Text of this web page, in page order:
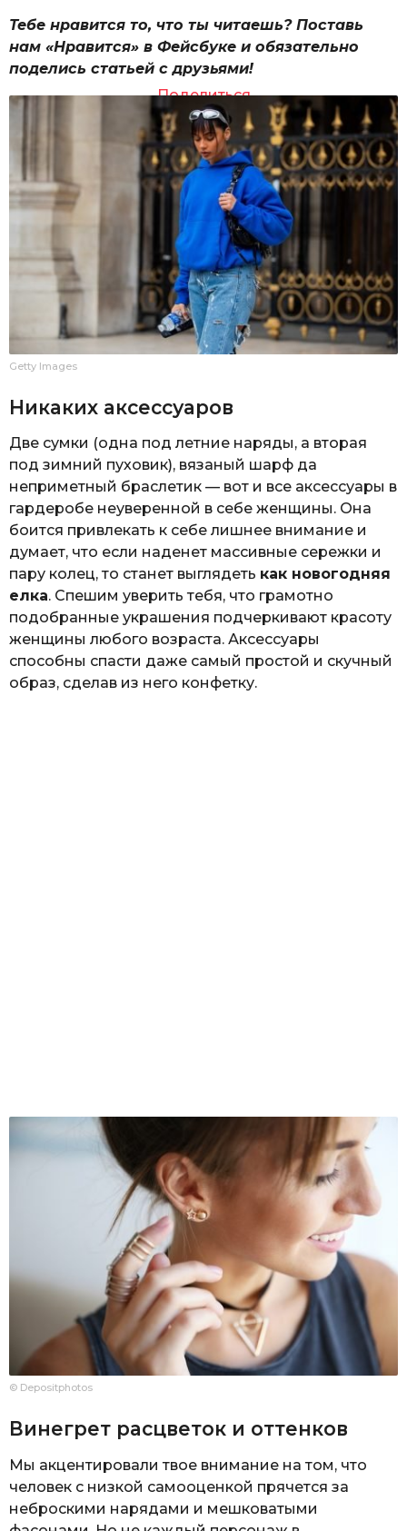
Тебе нравится то, что ты читаешь? Поставь
нам «Нравится» в Фейсбуке и обязательно
поделись статьей с друзьями!
Поделиться
Getty Images
Никаких аксессуаров
Две сумки (одна под летние наряды, а вторая
под зимний пуховик), вязаный шарф да
неприметный браслетик — вот и все аксессуары в
гардеробе неуверенной в себе женщины. Она
боится привлекать к себе лишнее внимание и
думает, что если наденет массивные сережки и
пару колец, то станет выглядеть как новогодняя
елка. Спешим уверить тебя, что грамотно
подобранные украшения подчеркивают красоту
женщины любого возраста. Аксессуары
способны спасти даже самый простой и скучный
образ, сделав из него конфетку.
© Depositphotos
Винегрет расцветок и оттенков
Мы акцентировали твое внимание на том, что
человек с низкой самооценкой прячется за
неброскими нарядами и мешковатыми